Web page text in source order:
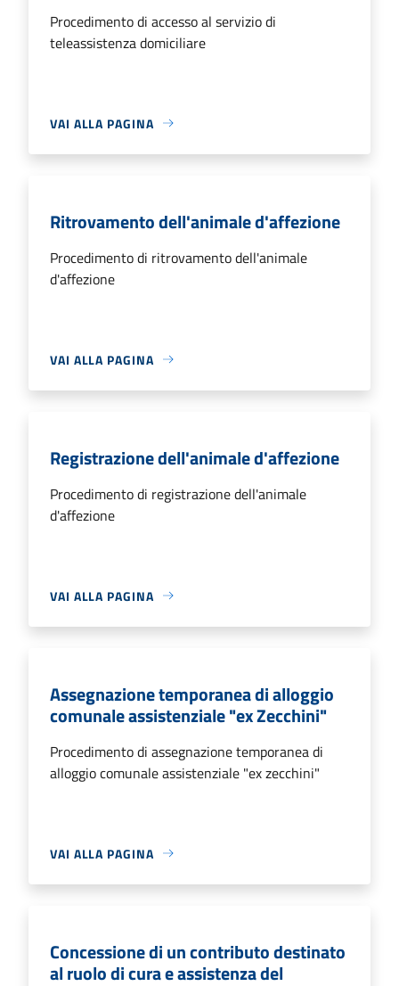
Procedimento di accesso al servizio di
teleassistenza domiciliare
VAI ALLA PAGINA
Ritrovamento dell'animale d'affezione
Procedimento di ritrovamento dell'animale
d'affezione
VAI ALLA PAGINA
Registrazione dell'animale d'affezione
Procedimento di registrazione dell'animale
d'affezione
VAI ALLA PAGINA
Assegnazione temporanea di alloggio
comunale assistenziale "ex Zecchini"
Procedimento di assegnazione temporanea di
alloggio comunale assistenziale "ex zecchini"
VAI ALLA PAGINA
Concessione di un contributo destinato
al ruolo di cura e assistenza del